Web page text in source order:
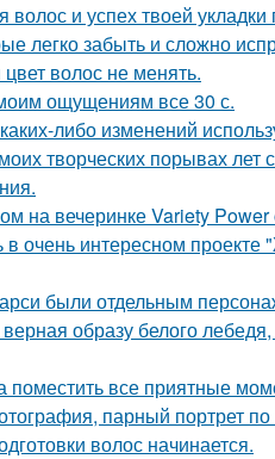
и успех твоей
легко забыть и сложно
волос не менять.
ощущениям все 30 с.
либо изменений
творческих порывах лет
на вечеринке Variety Power
очень интересном
были отдельным
образу белого
все приятные
парный портрет по
волос начинается.